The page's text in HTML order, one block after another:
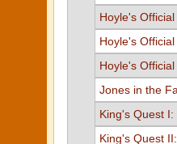
Hoyle's
Hoyle's
Hoyle's
Jones in the
King's Quest
King's Quest